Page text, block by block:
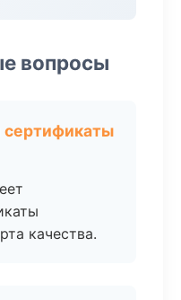
вопросы
сертификаты
качества.